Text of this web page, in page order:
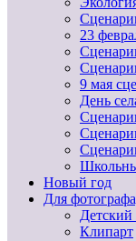
23
9 мая
День
Новый год
Для
Детский
Клипарт